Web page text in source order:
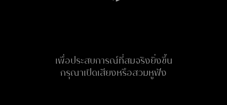
เพื่อประสบการณ์ที่สมจริงยิ่งขึ้น
กรุณาเปิดเสียงหรือสวมหูฟัง